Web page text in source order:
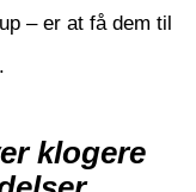
– er at få dem til
klogere